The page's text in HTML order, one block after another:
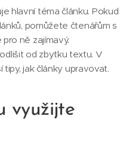
hlavní téma článku. Pokud
pomůžete čtenářům s
ně zajímavý.
od zbytku textu. V
tipy, jak články upravovat.
využijte